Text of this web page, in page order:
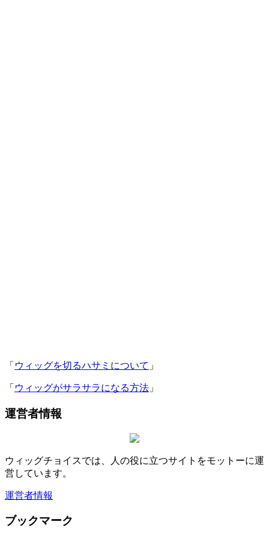
「 ウィッグを切るハサミについて 」
「 ウィッグがサラサラになる方法 」
運営者情報
ウィッグチョイスでは、人の役に立つサイトをモットーに運
営しています。
運営者情報
ブックマーク